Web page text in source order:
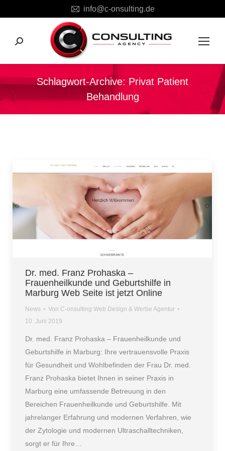
info@c-onsulting.de
Search:
Schlagwort-Archive: Privat Patient
Behandlung
Sie befinden sich hier:
Dr. med. Franz Prohaska –
Frauenheilkunde und Geburtshilfe in
Marburg Web Seite ist jetzt Online
News Von C-onsulting Web Design & Werbe Agentur
10. Juni 2019
Dr. med. Franz Prohaska – Frauenheilkunde und
Geburtshilfe in Marburg: Ihre vertrauensvolle Praxis
für Gesundheit und Wohlbefinden der Frau Dr. med.
Franz Prohaska bietet Ihnen in seiner Praxis in
Marburg eine umfassende Betreuung in den
Bereichen Frauenheilkunde und Geburtshilfe. Mit
jahrelanger Erfahrung und modernen Verfahren, wie
der Zytologie und modernen Ultraschalltechniken,
sorgt er für Ihre…